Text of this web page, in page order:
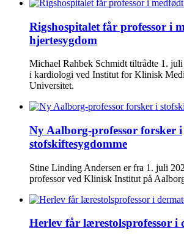
Rigshospitalet får professor i
hjertesygdom
Michael Rahbek Schmidt tiltrådte 1.
i kardiologi ved Institut for Klinisk
Universitet.
Ny Aalborg-professor forsker i
stofskiftesygdomme
Stine Linding Andersen er fra 1. juli
professor ved Klinisk Institut på
Herlev får lærestolsprofessor i